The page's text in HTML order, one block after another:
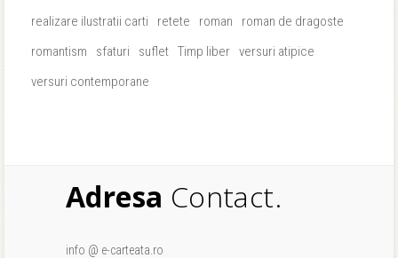
realizare ilustratii carti
retete roman
roman de dragoste
romantism
sfaturi suflet Timp liber versuri atipice
versuri contemporane
Adresa Contact.
info @ e-carteata.ro